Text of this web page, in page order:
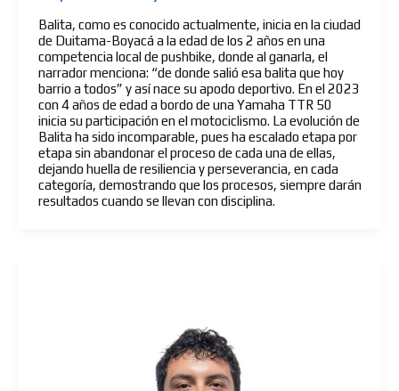
Balita, como es conocido actualmente, inicia en la ciudad
de Duitama-Boyacá a la edad de los 2 años en una
competencia local de pushbike, donde al ganarla, el
narrador menciona: “de donde salió esa balita que hoy
barrio a todos” y así nace su apodo deportivo. En el 2023
con 4 años de edad a bordo de una Yamaha TTR 50
inicia su participación en el motociclismo. La evolución de
Balita ha sido incomparable, pues ha escalado etapa por
etapa sin abandonar el proceso de cada una de ellas,
dejando huella de resiliencia y perseverancia, en cada
categoría, demostrando que los procesos, siempre darán
resultados cuando se llevan con disciplina.